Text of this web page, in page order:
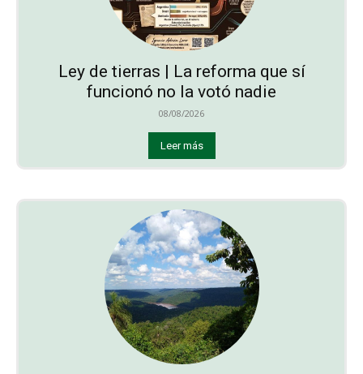
Ley de tierras | La reforma que sí
funcionó no la votó nadie
08/08/2026
Leer más